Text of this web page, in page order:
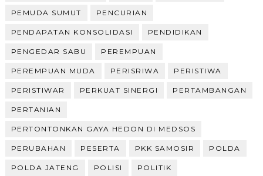
PEMUDA SUMUT PENCURIAN
PENDAPATAN KONSOLIDASI PENDIDIKAN
PENGEDAR SABU PEREMPUAN
PEREMPUAN MUDA PERISRIWA PERISTIWA
PERISTIWAR PERKUAT SINERGI PERTAMBANGAN
PERTANIAN
PERTONTONKAN GAYA HEDON DI MEDSOS
PERUBAHAN PESERTA PKK SAMOSIR POLDA
POLDA JATENG POLISI POLITIK